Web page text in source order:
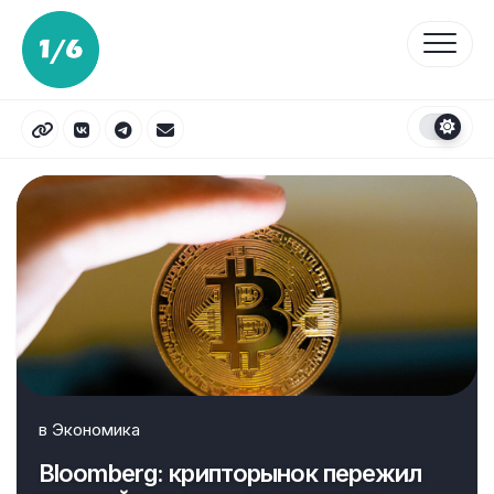
Перейти
содержанию
в Экономика
Bloomberg: крипторынок пережил